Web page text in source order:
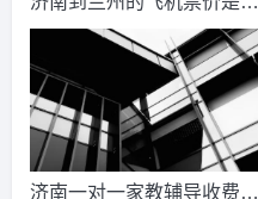
少？济南到兰州飞机要多
久？
济南一对一家教辅导收费情